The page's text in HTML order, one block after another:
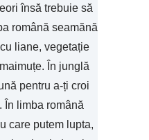
însă trebuie să
română seamănă
liane, vegetație
În junglă
pentru a-ți croi
În limba română
care putem lupta,